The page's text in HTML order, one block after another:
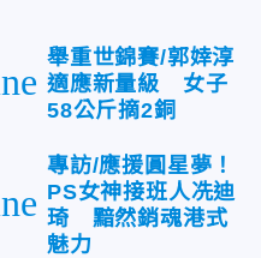
舉重世錦賽/郭婞淳
適應新量級 女子
58公斤摘2銅
專訪/應援圓星夢！
PS女神接班人冼迪
琦 黯然銷魂港式
魅力